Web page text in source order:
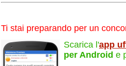
Ti stai preparando per un
Scarica l'app
per Android e